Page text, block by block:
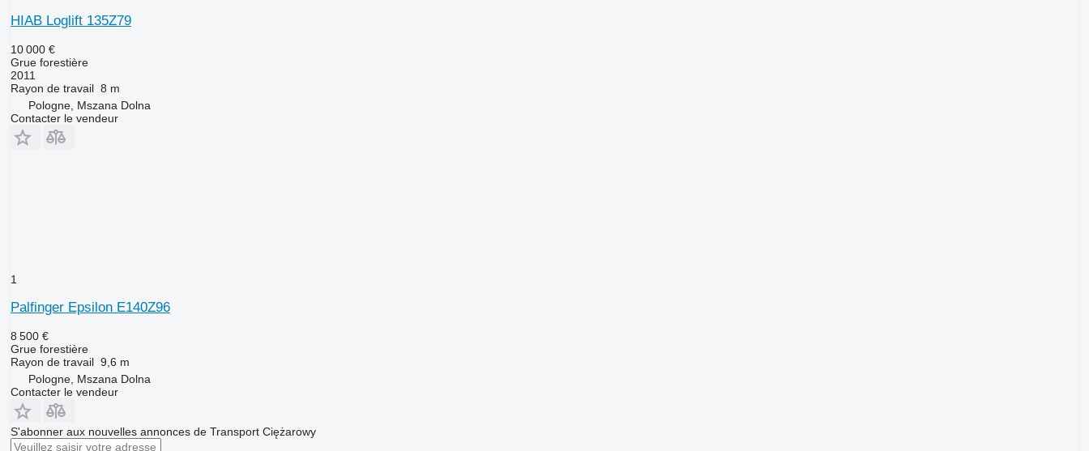
HIAB Loglift 135Z79
10 000 €
Grue forestière
2011
Rayon de travail 8 m
Pologne, Mszana Dolna
Contacter le vendeur
1
Palfinger Epsilon E140Z96
8 500 €
Grue forestière
Rayon de travail 9,6 m
Pologne, Mszana Dolna
Contacter le vendeur
S'abonner aux nouvelles annonces de Transport Ciężarowy